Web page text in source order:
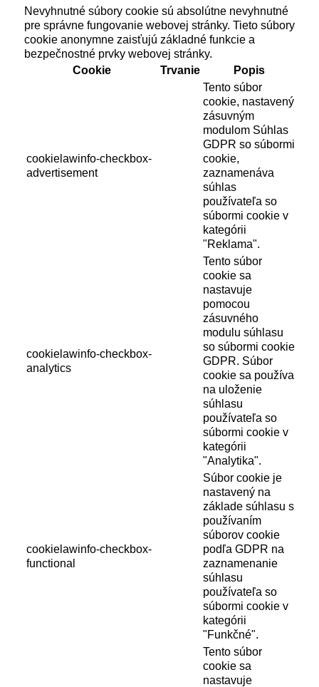
Nevyhnutné súbory cookie sú absolútne nevyhnutné
pre správne fungovanie webovej stránky. Tieto súbory
cookie anonymne zaisťujú základné funkcie a
bezpečnostné prvky webovej stránky.
Cookie
Trvanie Popis
cookielawinfo-checkbox-
advertisement
Tento súbor
cookie, nastavený
zásuvným
modulom Súhlas
GDPR so súbormi
cookie,
zaznamenáva
súhlas
používateľa so
súbormi cookie v
kategórii
"Reklama".
cookielawinfo-checkbox-
analytics
Tento súbor
cookie sa
nastavuje
pomocou
zásuvného
modulu súhlasu
so súbormi cookie
GDPR. Súbor
cookie sa používa
na uloženie
súhlasu
používateľa so
súbormi cookie v
kategórii
"Analytika".
cookielawinfo-checkbox-
functional
Súbor cookie je
nastavený na
základe súhlasu s
používaním
súborov cookie
podľa GDPR na
zaznamenanie
súhlasu
používateľa so
súbormi cookie v
kategórii
"Funkčné".
Tento súbor
cookie sa
nastavuje